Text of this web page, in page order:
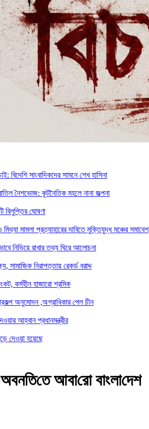
বিদেশি সাংবাদিকদের সামনে শেখ হাসিনা
নৈশভোজ: কূটনৈতিক মহলে নানা জল্পনা
বিলুপ্তির ঘোষণা
মামলা প্রত্যাহারের দাবিতে মুক্তিযুদ্ধ মঞ্চের সমাবেশ
নিভিয়ে রাখার তথ্য ঘিরে আলোচনা
সামাজিক নিরাপত্তায় রেকর্ড বরাদ্দ
কর্মহীন হাজারো শ্রমিক
অনুমোদন ,অগ্রাধিকার পেল চীন
আহ্বান প্রধানমন্ত্রীর
দেওয়া হয়েছে
আবা‌রো বাংলা‌দেশ